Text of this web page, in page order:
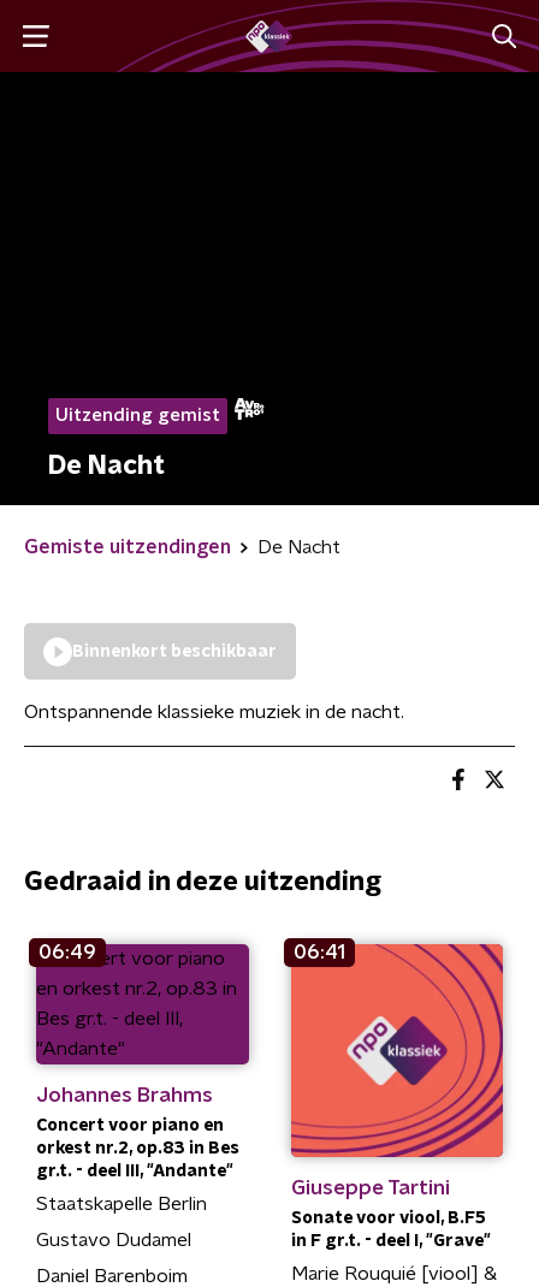
Uitzending gemist
De Nacht
Gemiste uitzendingen De Nacht
Binnenkort beschikbaar
Ontspannende klassieke muziek in de nacht.
Gedraaid in deze uitzending
06:49
Johannes Brahms
Concert voor piano en
orkest nr.2, op.83 in Bes
gr.t. - deel III, "Andante"
Staatskapelle Berlin
Gustavo Dudamel
Daniel Barenboim
06:41
Giuseppe Tartini
Sonate voor viool, B.F5
in F gr.t. - deel I, "Grave"
Marie Rouquié [viool] &